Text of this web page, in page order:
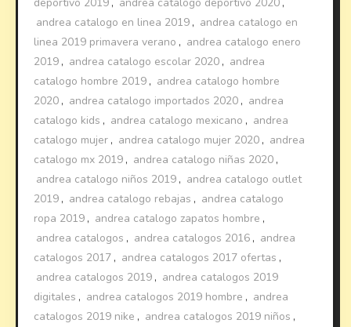
andrea catalogo en linea 2019 , andrea catalogo en
linea 2019 primavera verano , andrea catalogo enero
2019 , andrea catalogo escolar 2020 , andrea
catalogo hombre 2019 , andrea catalogo hombre
2020 , andrea catalogo importados 2020 , andrea
catalogo kids , andrea catalogo mexicano , andrea
catalogo mujer , andrea catalogo mujer 2020 , andrea
catalogo mx 2019 , andrea catalogo niñas 2020 ,
andrea catalogo niños 2019 , andrea catalogo outlet
2019 , andrea catalogo rebajas , andrea catalogo
ropa 2019 , andrea catalogo zapatos hombre ,
andrea catalogos , andrea catalogos 2016 , andrea
catalogos 2017 , andrea catalogos 2017 ofertas ,
andrea catalogos 2019 , andrea catalogos 2019
digitales , andrea catalogos 2019 hombre , andrea
catalogos 2019 nike , andrea catalogos 2019 niños ,